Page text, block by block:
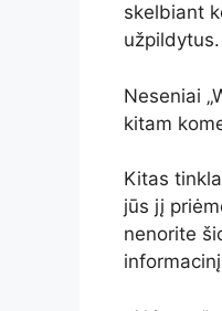
skelbiant
Neseniai
kitam
Kitas
jūs jį
nenorite